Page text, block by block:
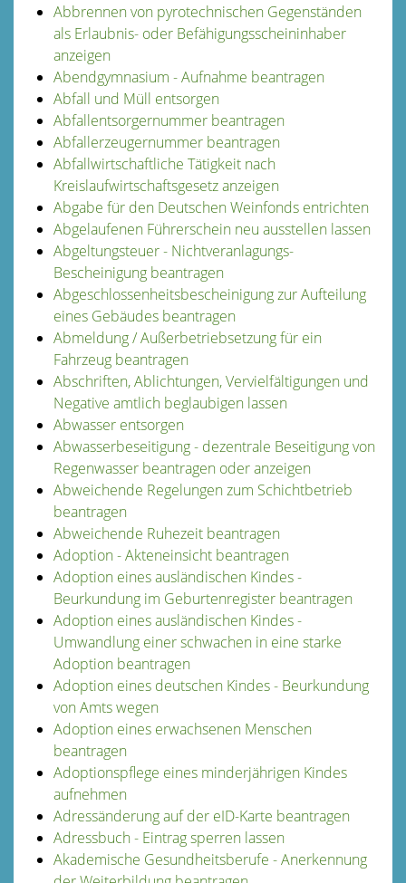
Abbrennen von pyrotechnischen Gegenständen
als Erlaubnis- oder Befähigungsscheininhaber
anzeigen
Abendgymnasium - Aufnahme beantragen
Abfall und Müll entsorgen
Abfallentsorgernummer beantragen
Abfallerzeugernummer beantragen
Abfallwirtschaftliche Tätigkeit nach
Kreislaufwirtschaftsgesetz anzeigen
Abgabe für den Deutschen Weinfonds entrichten
Abgelaufenen Führerschein neu ausstellen lassen
Abgeltungsteuer - Nichtveranlagungs-
Bescheinigung beantragen
Abgeschlossenheitsbescheinigung zur Aufteilung
eines Gebäudes beantragen
Abmeldung / Außerbetriebsetzung für ein
Fahrzeug beantragen
Abschriften, Ablichtungen, Vervielfältigungen und
Negative amtlich beglaubigen lassen
Abwasser entsorgen
Abwasserbeseitigung - dezentrale Beseitigung von
Regenwasser beantragen oder anzeigen
Abweichende Regelungen zum Schichtbetrieb
beantragen
Abweichende Ruhezeit beantragen
Adoption - Akteneinsicht beantragen
Adoption eines ausländischen Kindes -
Beurkundung im Geburtenregister beantragen
Adoption eines ausländischen Kindes -
Umwandlung einer schwachen in eine starke
Adoption beantragen
Adoption eines deutschen Kindes - Beurkundung
von Amts wegen
Adoption eines erwachsenen Menschen
beantragen
Adoptionspflege eines minderjährigen Kindes
aufnehmen
Adressänderung auf der eID-Karte beantragen
Adressbuch - Eintrag sperren lassen
Akademische Gesundheitsberufe - Anerkennung